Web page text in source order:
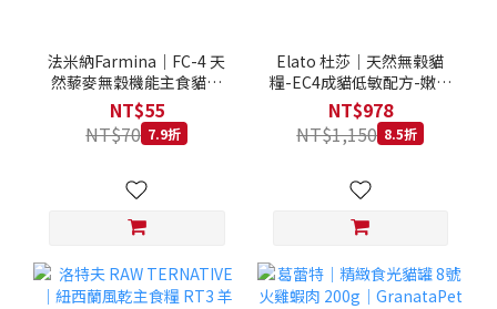
法米納Farmina｜FC-4 天
然藜麥無穀機能主食貓罐
FC-4061 體重管理 羊肉蘆
筍 80G
NT$55
NT$70 7.9折
Elato 杜莎｜天然無榖貓
糧-EC4成貓低敏配方-嫩羊
野鹿 1.5kg｜杜莎 天然無
榖貓糧系列 貓糧
NT$978
NT$1,150 8.5折